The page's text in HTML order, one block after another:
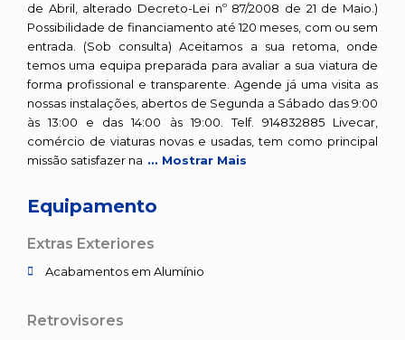
de Abril, alterado Decreto-Lei nº 87/2008 de 21 de Maio.)
Possibilidade de financiamento até 120 meses, com ou sem
entrada. (Sob consulta) Aceitamos a sua retoma, onde
temos uma equipa preparada para avaliar a sua viatura de
forma profissional e transparente. Agende já uma visita as
nossas instalações, abertos de Segunda a Sábado das 9:00
às 13:00 e das 14:00 às 19:00. Telf. 914832885 Livecar,
comércio de viaturas novas e usadas, tem como principal
missão satisfazer na ... Mostrar Mais
Equipamento
Extras Exteriores
Acabamentos em Alumínio
Retrovisores